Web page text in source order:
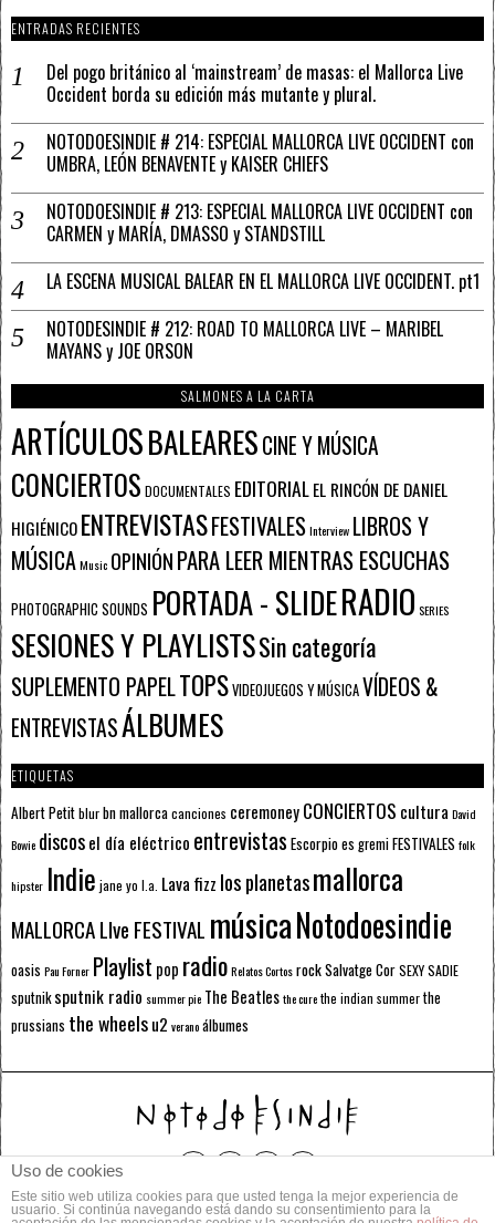
ENTRADAS RECIENTES
Del pogo británico al ‘mainstream’ de masas: el Mallorca Live
Occident borda su edición más mutante y plural.
NOTODOESINDIE # 214: ESPECIAL MALLORCA LIVE OCCIDENT con
UMBRA, LEÓN BENAVENTE y KAISER CHIEFS
NOTODOESINDIE # 213: ESPECIAL MALLORCA LIVE OCCIDENT con
CARMEN y MARÍA, DMASSO y STANDSTILL
LA ESCENA MUSICAL BALEAR EN EL MALLORCA LIVE OCCIDENT. pt1
NOTODESINDIE # 212: ROAD TO MALLORCA LIVE – MARIBEL
MAYANS y JOE ORSON
SALMONES A LA CARTA
ARTÍCULOSBALEARESCINE Y MÚSICA
CONCIERTOS DOCUMENTALES EDITORIALEL RINCÓN DE DANIEL
HIGIÉNICOENTREVISTASFESTIVALESInterview LIBROS Y
MÚSICAMusic OPINIÓNPARA LEER MIENTRAS ESCUCHAS
PHOTOGRAPHIC SOUNDS PORTADA - SLIDERADIO SERIES
SESIONES Y PLAYLISTSSin categoría
SUPLEMENTO PAPELTOPSVIDEOJUEGOS Y MÚSICAVÍDEOS &
ENTREVISTASÁLBUMES
ETIQUETAS
Albert Petitblurbn mallorcacanciones ceremoneyCONCIERTOS cultura David
Bowie discosel día eléctrico entrevistas Escorpioes gremiFESTIVALES folk
hipster Indie jane yo l.a. Lava fizz los planetasmallorca
MALLORCA LIve FESTIVAL músicaNotodoesindie
oasis Pau Forner Playlist pop radioRelatos CortosrockSalvatge CorSEXY SADIE
sputnik sputnik radio summer pie The Beatlesthe curethe indian summerthe
prussians the wheelsu2 veranoálbumes
© 2014 Todos los derechos reservados.
Uso de cookies
Este sitio web utiliza cookies para que usted tenga la mejor experiencia de
usuario. Si continúa navegando está dando su consentimiento para la